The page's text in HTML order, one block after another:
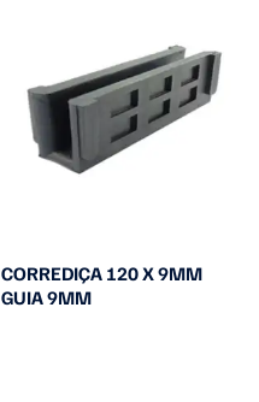
CORREDIÇA 120 X 9MM
GUIA 9MM